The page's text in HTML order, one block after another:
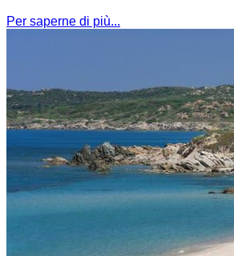
Per saperne di più...